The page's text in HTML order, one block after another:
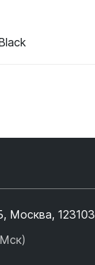
Москва, 123103